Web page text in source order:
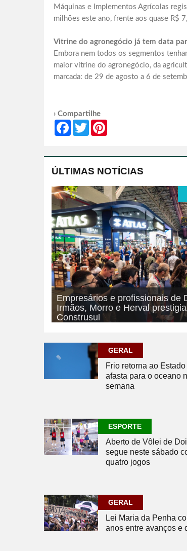
Máquinas e Implementos Agrícolas
milhões este ano, frente aos quase R$
Vitrine do agronegócio já tem data
Embora nem todos os segmentos
maior vitrine do agronegócio, da
marcada: de 29 de agosto a 6 de
› Compartilhe
FacebookTwitter
ÚLTIMAS NOTÍCIAS
Empresários e profissionais de
Irmãos, Morro e Herval
Construsul
GERAL
Frio retorna ao
afasta para o oceano
semana
ESPORTE
Aberto de Vôlei de
segue neste sábado
quatro jogos
GERAL
Lei Maria da Penha
anos entre avanços e